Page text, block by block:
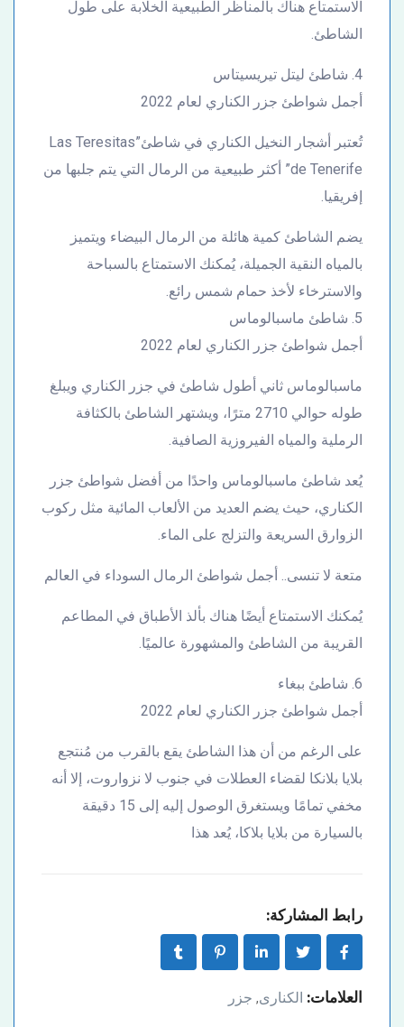
الاستمتاع هناك بالمناظر الطبيعية الخلابة على طول
الشاطئ.
4. شاطئ ليتل تيريسيتاس
أجمل شواطئ جزر الكناري لعام 2022
تُعتبر أشجار النخيل الكناري في شاطئ”Las Teresitas
de Tenerife” أكثر طبيعية من الرمال التي يتم جلبها من
إفريقيا.
يضم الشاطئ كمية هائلة من الرمال البيضاء ويتميز
بالمياه النقية الجميلة، يُمكنك الاستمتاع بالسباحة
والاسترخاء لأخذ حمام شمس رائع.
5. شاطئ ماسبالوماس
أجمل شواطئ جزر الكناري لعام 2022
ماسبالوماس ثاني أطول شاطئ في جزر الكناري ويبلغ
طوله حوالي 2710 مترًا، ويشتهر الشاطئ بالكثافة
الرملية والمياه الفيروزية الصافية.
يُعد شاطئ ماسبالوماس واحدًا من أفضل شواطئ جزر
الكناري، حيث يضم العديد من الألعاب المائية مثل ركوب
الزوارق السريعة والتزلج على الماء.
متعة لا تنسى.. أجمل شواطئ الرمال السوداء في العالم
يُمكنك الاستمتاع أيضًا هناك بألذ الأطباق في المطاعم
القريبة من الشاطئ والمشهورة عالميًا.
6. شاطئ ببغاء
أجمل شواطئ جزر الكناري لعام 2022
على الرغم من أن هذا الشاطئ يقع بالقرب من مُنتجع
بلايا بلانكا لقضاء العطلات في جنوب لا نزواروت، إلا أنه
مخفي تمامًا ويستغرق الوصول إليه إلى 15 دقيقة
بالسيارة من بلايا بلاكا، يُعد هذا
رابط المشاركة:
العلامات: الكنارى, جزر